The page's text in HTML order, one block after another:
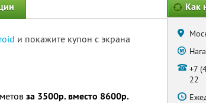
и покажите купон с экрана
за 3500р. вместо 8600р.
Как
+7
22